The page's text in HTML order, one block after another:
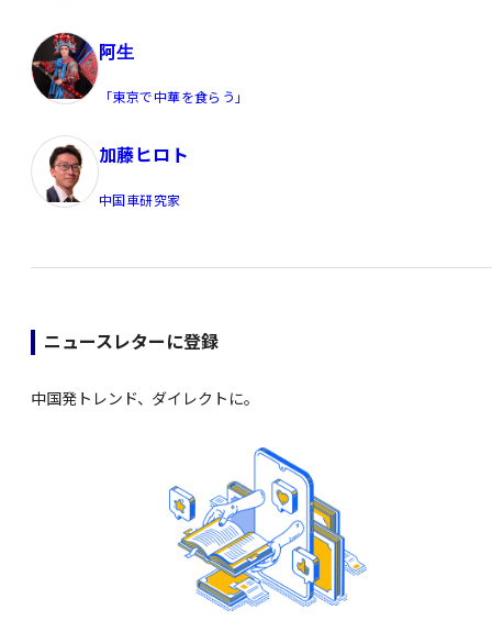
阿生
「東京で中華を食らう」
加藤ヒロト
中国車研究家
ニュースレターに登録
中国発トレンド、ダイレクトに。